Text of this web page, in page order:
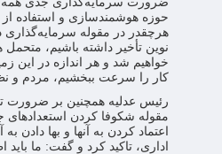
حوزه هوشمندسازی و استفاده‌
هرچقدر در مقوله سرمایه‌گذاری
نوین تأخیر داشته باشیم، متحمل
خواهیم شد و هر اندازه در این
کار را سرعت ببخشیم، مردم و
رئیس عدلیه همچنین بر ضرورت
مقوله شکوفا کردن استعدادهای
اعتماد کردن به آنها و بها دادن
اداری، تاکید کرد و گفت: ما باید